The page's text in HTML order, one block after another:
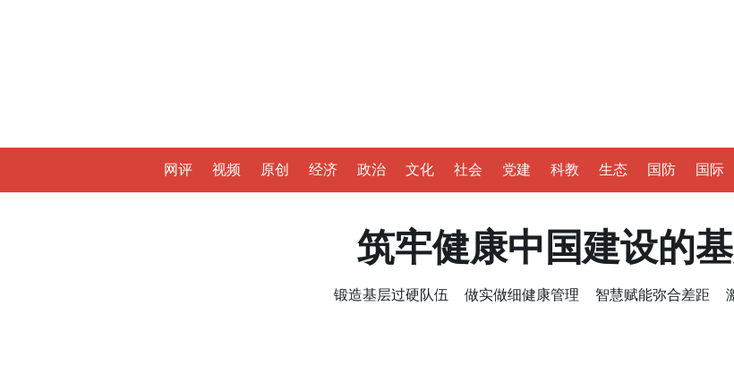
网评 视频 原创 经济 政治 文化 社会 党建 科教 生态 国防 国际
筑牢健康中国建设的
锻造基层过硬队伍 做实做细健康管理 智慧赋能弥合差距